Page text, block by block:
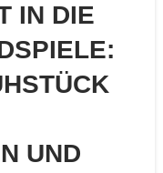
IN DIE
UND